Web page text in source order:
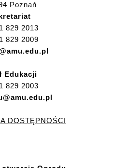
Poznań
829 2013
829 2009
Edukacji
829 2003
DOSTĘPNOŚCI